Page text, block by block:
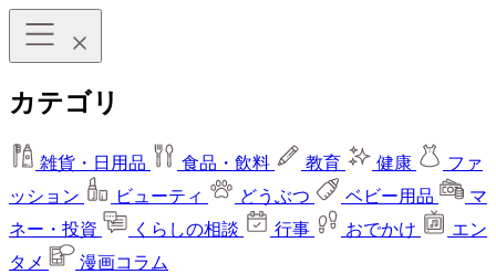
カテゴリ
雑貨・日用品 食品・飲料 教育 健康
ファ
ッション
ビューティ どうぶつ ベビー用品
マ
ネー・投資
くらしの相談 行事 おでかけ
エン
タメ
漫画コラム